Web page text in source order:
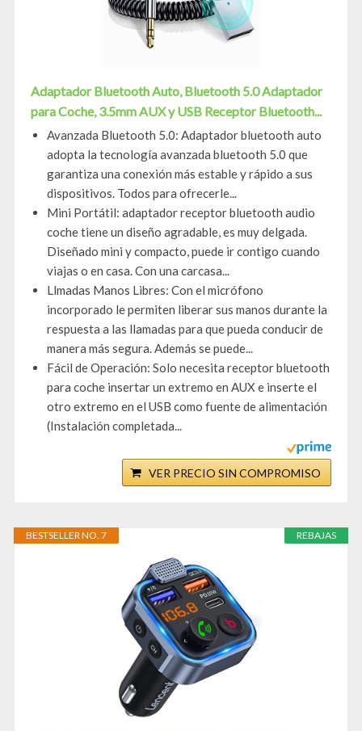
Adaptador Bluetooth Auto, Bluetooth 5.0 Adaptador
para Coche, 3.5mm AUX y USB Receptor Bluetooth...
Avanzada Bluetooth 5.0: Adaptador bluetooth auto
adopta la tecnología avanzada bluetooth 5.0 que
garantiza una conexión más estable y rápido a sus
dispositivos. Todos para ofrecerle...
Mini Portátil: adaptador receptor bluetooth audio
coche tiene un diseño agradable, es muy delgada.
Diseñado mini y compacto, puede ir contigo cuando
viajas o en casa. Con una carcasa...
Llmadas Manos Libres: Con el micrófono
incorporado le permiten liberar sus manos durante la
respuesta a las llamadas para que pueda conducir de
manera más segura. Además se puede...
Fácil de Operación: Solo necesita receptor bluetooth
para coche insertar un extremo en AUX e inserte el
otro extremo en el USB como fuente de alimentación
(Instalación completada...
VER PRECIO SIN COMPROMISO
REBAJAS
BESTSELLER NO. 7